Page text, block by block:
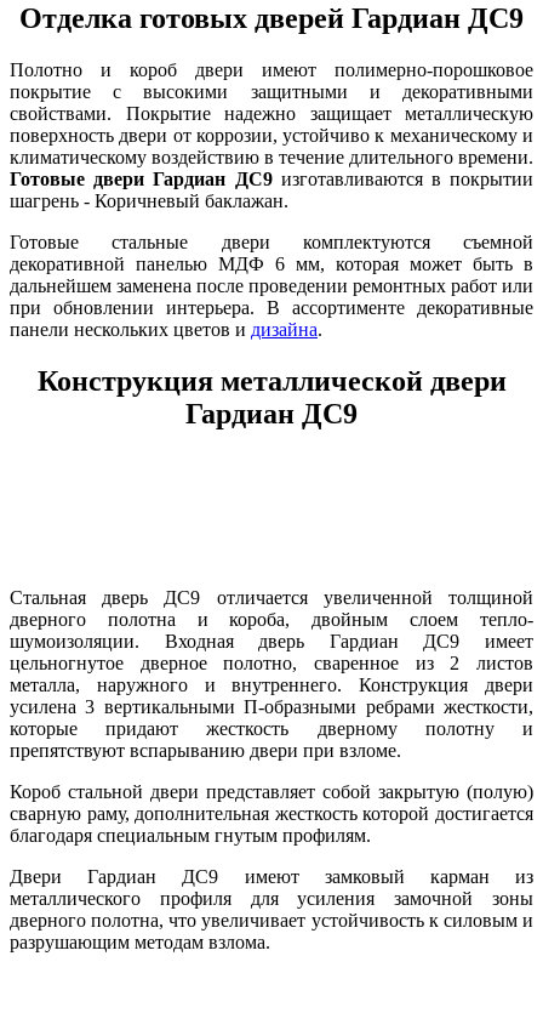
Отделка готовых дверей Гардиан ДС9
Полотно и короб двери имеют полимерно-порошковое
покрытие с высокими защитными и декоративными
свойствами. Покрытие надежно защищает металлическую
поверхность двери от коррозии, устойчиво к механическому и
климатическому воздействию в течение длительного времени.
Готовые двери Гардиан ДС9 изготавливаются в покрытии
шагрень - Коричневый баклажан.
Готовые стальные двери комплектуются съемной
декоративной панелью МДФ 6 мм, которая может быть в
дальнейшем заменена после проведении ремонтных работ или
при обновлении интерьера. В ассортименте декоративные
панели нескольких цветов и дизайна.
Конструкция металлической двери
Гардиан ДС9
Стальная дверь ДС9 отличается увеличенной толщиной
дверного полотна и короба, двойным слоем тепло-
шумоизоляции. Входная дверь Гардиан ДС9 имеет
цельногнутое дверное полотно, сваренное из 2 листов
металла, наружного и внутреннего. Конструкция двери
усилена 3 вертикальными П-образными ребрами жесткости,
которые придают жесткость дверному полотну и
препятствуют вспарыванию двери при взломе.
Короб стальной двери представляет собой закрытую (полую)
сварную раму, дополнительная жесткость которой достигается
благодаря специальным гнутым профилям.
Двери Гардиан ДС9 имеют замковый карман из
металлического профиля для усиления замочной зоны
дверного полотна, что увеличивает устойчивость к силовым и
разрушающим методам взлома.